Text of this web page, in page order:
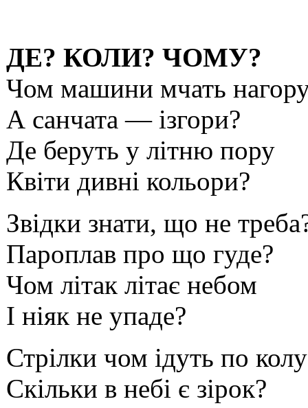
ДЕ? КОЛИ? ЧОМУ?
Чом машини мчать
А санчата — ізгори?
Де беруть у літню пору
Квіти дивні кольори?
Звідки знати, що не
Пароплав про що гуде?
Чом літак літає небом
І ніяк не упаде?
Стрілки чом ідуть по
Скільки в небі є зірок?